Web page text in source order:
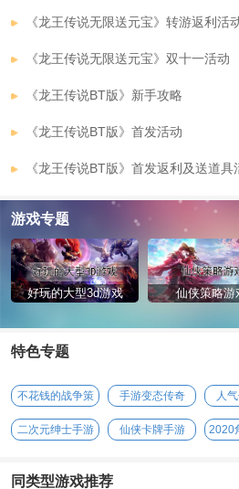
《龙王传说无限送元宝》转游返利活
《龙王传说无限送元宝》双十一活动
《龙王传说BT版》新手攻略
《龙王传说BT版》首发活动
《龙王传说BT版》首发返利及送道具
游戏专题
好玩的大型3d游戏 仙侠策略游
特色专题
不花钱的战争策
略手游
手游变态传奇 人
二次元绅士手游
仙侠卡牌手游
2020
同类型游戏推荐